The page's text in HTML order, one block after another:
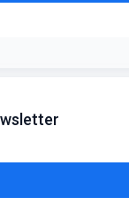
se aplică automat